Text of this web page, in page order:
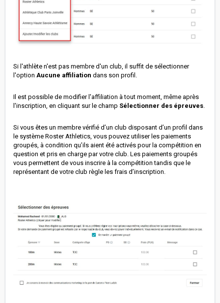
Si l'athlète n'est pas membre d'un club, il suffit de sélectionner
l'option Aucune affiliation dans son profil.
Il est possible de modifier l'affiliation à tout moment, même après
l'inscription, en cliquant sur le champ Sélectionner des épreuves
Si vous êtes un membre vérifié d’un club disposant d’un profil dans
le système Roster Athletics, vous pouvez utiliser les paiements
groupés, à condition qu’ils aient été activés pour la compétition en
question et pris en charge par votre club. Les paiements groupés
vous permettent de vous inscrire à la compétition tandis que le
représentant de votre club règle les frais d’inscription.